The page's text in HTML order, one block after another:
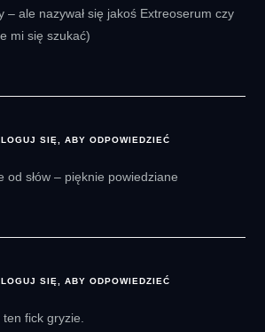
– ale nazywał się jakoś Extreoserum czy
mi się szukać)
SIĘ, ABY ODPOWIEDZIEĆ
od słów – pięknie powiedziane
SIĘ, ABY ODPOWIEDZIEĆ
fick gryzie.